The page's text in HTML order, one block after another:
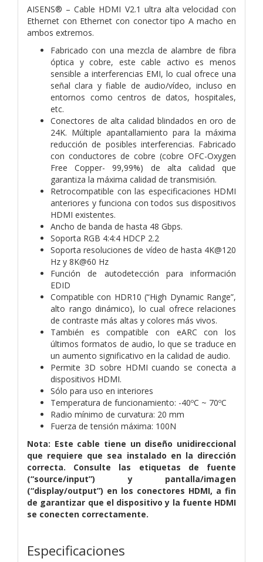
AISENS® – Cable HDMI V2.1 ultra alta velocidad con
Ethernet con Ethernet con conector tipo A macho en
ambos extremos.
Fabricado con una mezcla de alambre de fibra
óptica y cobre, este cable activo es menos
sensible a interferencias EMI, lo cual ofrece una
señal clara y fiable de audio/vídeo, incluso en
entornos como centros de datos, hospitales,
etc.
Conectores de alta calidad blindados en oro de
24K. Múltiple apantallamiento para la máxima
reducción de posibles interferencias. Fabricado
con conductores de cobre (cobre OFC-Oxygen
Free Copper- 99,99%) de alta calidad que
garantiza la máxima calidad de transmisión.
Retrocompatible con las especificaciones HDMI
anteriores y funciona con todos sus dispositivos
HDMI existentes.
Ancho de banda de hasta 48 Gbps.
Soporta RGB 4:4:4 HDCP 2.2
Soporta resoluciones de vídeo de hasta 4K@120
Hz y 8K@60 Hz
Función de autodetección para información
EDID
Compatible con HDR10 (“High Dynamic Range”,
alto rango dinámico), lo cual ofrece relaciones
de contraste más altas y colores más vivos.
También es compatible con eARC con los
últimos formatos de audio, lo que se traduce en
un aumento significativo en la calidad de audio.
Permite 3D sobre HDMI cuando se conecta a
dispositivos HDMI.
Sólo para uso en interiores
Temperatura de funcionamiento: -40ºC ~ 70ºC
Radio mínimo de curvatura: 20 mm
Fuerza de tensión máxima: 100N
Nota: Este cable tiene un diseño unidireccional
que requiere que sea instalado en la dirección
correcta. Consulte las etiquetas de fuente
(“source/input”) y pantalla/imagen
(“display/output”) en los conectores HDMI, a fin
de garantizar que el dispositivo y la fuente HDMI
se conecten correctamente.
Especificaciones